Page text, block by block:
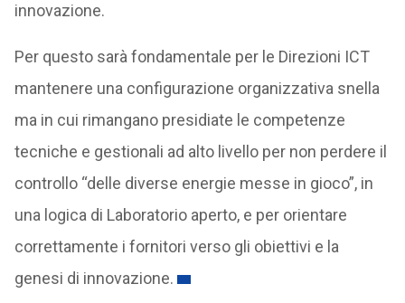
innovazione.
Per questo sarà fondamentale per le Direzioni ICT
mantenere una configurazione organizzativa snella
ma in cui rimangano presidiate le competenze
tecniche e gestionali ad alto livello per non perdere il
controllo “delle diverse energie messe in gioco”, in
una logica di Laboratorio aperto, e per orientare
correttamente i fornitori verso gli obiettivi e la
genesi di innovazione.